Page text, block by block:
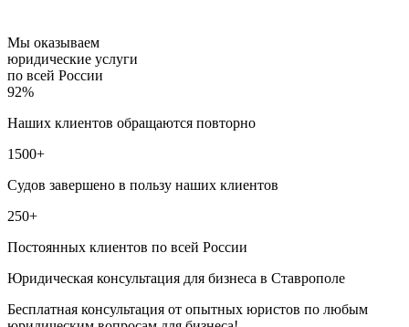
Мы оказываем
юридические услуги
по всей России
92%
Наших клиентов обращаются повторно
1500+
Судов завершено в пользу наших клиентов
250+
Постоянных клиентов по всей России
Юридическая консультация для бизнеса в Ставрополе
Бесплатная консультация от опытных юристов по любым